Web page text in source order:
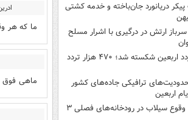
دریانورد جان‌باخته و خدمه کشتی
ارتش در درگیری با اشرار مسلح
رکورد تردد اربعین شکسته شد؛ ۴۷۰ هزار تردد
ترافیکی جاده‌های کشور
اربعین
احتمال وقوع سیلاب در رودخانه‌های فصلی ۳
ما که هر
ماهی فوق